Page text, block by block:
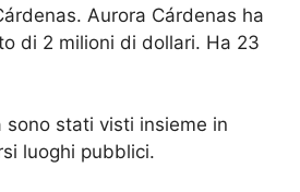
Aurora Cárdenas ha
di 2 milioni di dollari. Ha 23
sono stati visti insieme in
luoghi pubblici.